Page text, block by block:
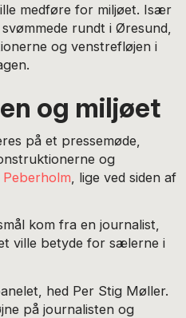
medføre for miljøet. Især
rundt i Øresund,
og venstrefløjen i
og miljøet
på et pressemøde,
og
Peberholm , lige ved siden af
kom fra en journalist,
ville betyde for sælerne i
hed Per Stig Møller.
på journalisten og